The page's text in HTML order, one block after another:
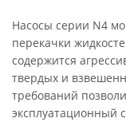
Насосы серии N4
перекачки
содержится
твердых и
требований
эксплуатационный